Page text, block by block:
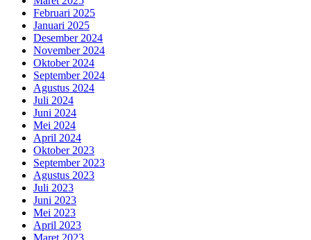
Februari 2025
Januari 2025
Desember 2024
November 2024
Oktober 2024
September 2024
Agustus 2024
Juli 2024
Juni 2024
Mei 2024
April 2024
Oktober 2023
September 2023
Agustus 2023
Juli 2023
Juni 2023
Mei 2023
April 2023